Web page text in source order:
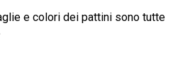
e colori dei pattini sono tutte